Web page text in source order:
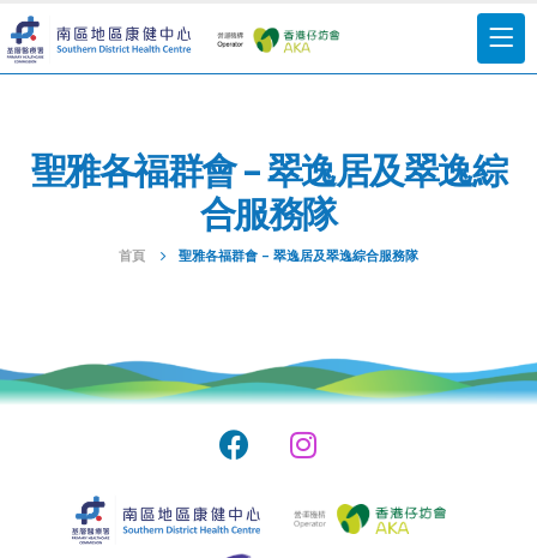
聖雅各福群會 – 翠逸居及翠逸綜
合服務隊
首頁 聖雅各福群會 – 翠逸居及翠逸綜合服務隊